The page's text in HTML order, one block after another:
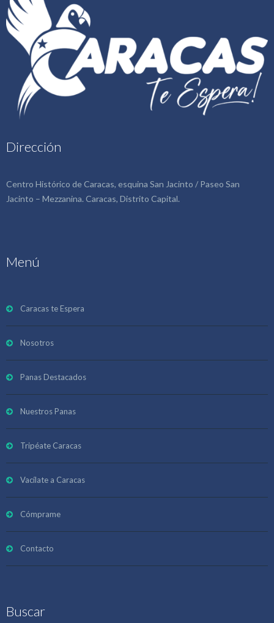
Dirección
Centro Histórico de Caracas, esquina San Jacinto / Paseo San
Jacinto – Mezzanina. Caracas, Distrito Capital.
Menú
Caracas te Espera
Nosotros
Panas Destacados
Nuestros Panas
Tripéate Caracas
Vacílate a Caracas
Cómprame
Contacto
Buscar